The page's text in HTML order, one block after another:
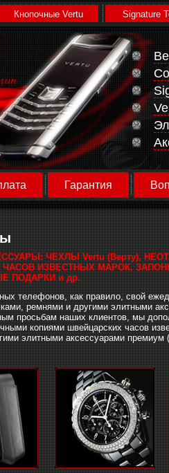
Кнопочные Vertu Signature
Гарантия
ЧЕХЛЫ Vertu (Верту),
ИЗВЕСТНЫХ МАРОК,
ПОДАРКИ и др.
телефонов, как правило, свой
ремнями и другими элитными
просьбам наших клиентов, мы
копиями швейцарских часов
элитными аксессуарами